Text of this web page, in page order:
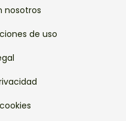
nosotros
de uso